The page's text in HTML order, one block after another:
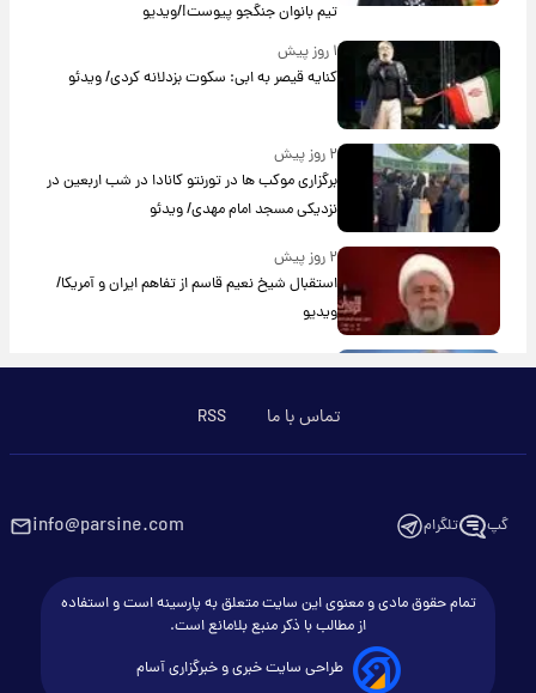
تیم بانوان جنگجو پیوست!/ویدیو
۱ روز پیش
کنایه قیصر به ابی: سکوت بزدلانه کردی/ ویدئو
۲ روز پیش
برگزاری موکب ها در تورنتو کانادا در شب اربعین در
نزدیکی مسجد امام مهدی/ ویدئو
۲ روز پیش
استقبال شیخ نعیم قاسم از تفاهم ایران و آمریکا/
ویدیو
خاطره جالب حدیث میرامینی از سریال ستایش/
ویدیو
۳ روز پیش
تماس با ما RSS
گپ تلگرام info@parsine.com
تمام حقوق مادی و معنوی این سایت متعلق به پارسینه است و استفاده
از مطالب با ذکر منبع بلامانع است.
طراحی سایت خبری و خبرگزاری آسام